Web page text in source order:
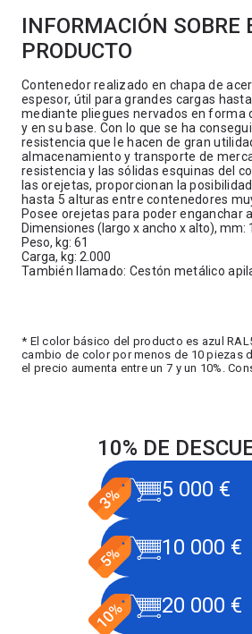
INFORMACIÓN SOBRE
PRODUCTO
Contenedor realizado en chapa de
espesor, útil para grandes cargas
mediante pliegues nervados en forma
y en su base. Con lo que se ha
resistencia que le hacen de gran
almacenamiento y transporte de
resistencia y las sólidas esquinas del
las orejetas, proporcionan la
hasta 5 alturas entre contenedores
Posee orejetas para poder enganchar
Dimensiones (largo x ancho x alto), mm:
Peso, kg: 61
Carga, kg: 2.000
También llamado: Cestón metálico
* El color básico del producto es azul
cambio de color por menos de 10 piezas
el precio aumenta entre un 7 y un 10%.
10% DE
5 000 €
10 000 €
20 000 €